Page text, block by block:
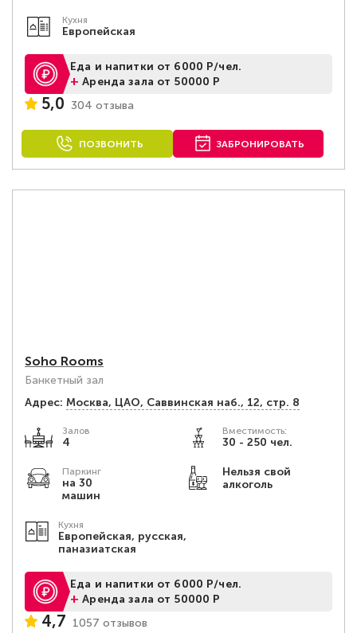
Кухня
Европейская
Еда и напитки от 6000 Р/чел.
+Аренда зала от 50000 Р
5,0 304 отзыва
ПОЗВОНИТЬ ЗАБРОНИРОВАТЬ
Soho Rooms
Банкетный зал
Адрес: Москва, ЦАО, Саввинская наб., 12, стр. 8
Залов
4
Вместимость:
30 - 250 чел.
Паркинг
на 30
машин
Нельзя свой
алкоголь
Кухня
Европейская, русская,
паназиатская
Еда и напитки от 6000 Р/чел.
+Аренда зала от 50000 Р
4,7 1057 отзывов